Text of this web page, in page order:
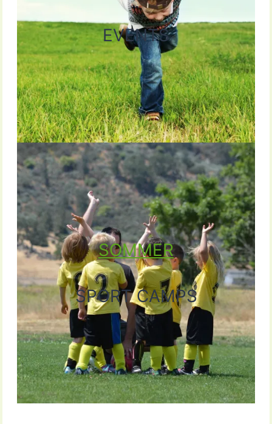
EVENTS
SOMMER
SPORT CAMPS